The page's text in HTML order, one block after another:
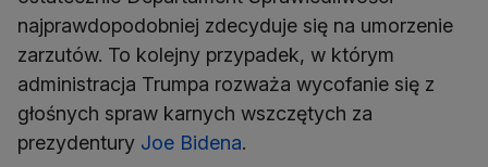
najprawdopodobniej zdecyduje się na umorzenie
zarzutów. To kolejny przypadek, w którym
administracja Trumpa rozważa wycofanie się z
głośnych spraw karnych wszczętych za
prezydentury Joe Bidena.